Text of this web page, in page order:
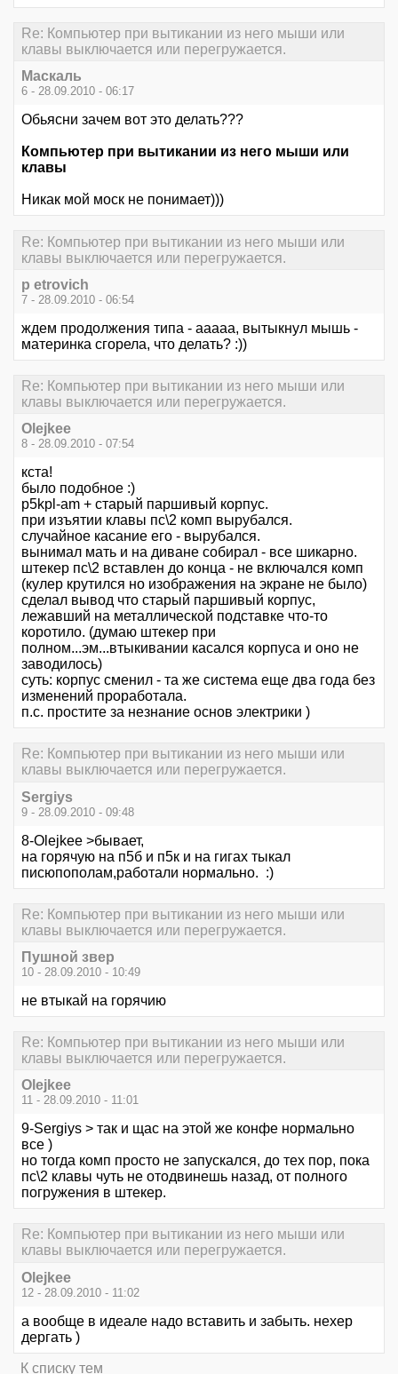
Re: Компьютер при вытикании из него мыши или
клавы выключается или перегружается.
Маскаль
6 - 28.09.2010 - 06:17
Обьясни зачем вот это делать???
Компьютер при вытикании из него мыши или
клавы
Никак мой моск не понимает)))
Re: Компьютер при вытикании из него мыши или
клавы выключается или перегружается.
p etrovich
7 - 28.09.2010 - 06:54
ждем продолжения типа - ааааа, вытыкнул мышь -
материнка сгорела, что делать? :))
Re: Компьютер при вытикании из него мыши или
клавы выключается или перегружается.
Olejkee
8 - 28.09.2010 - 07:54
кста!
было подобное :)
p5kpl-am + старый паршивый корпус.
при изъятии клавы пс\2 комп вырубался.
случайное касание его - вырубался.
вынимал мать и на диване собирал - все шикарно.
штекер пс\2 вставлен до конца - не включался комп
(кулер крутился но изображения на экране не было)
сделал вывод что старый паршивый корпус,
лежавший на металлической подставке что-то
коротило. (думаю штекер при
полном...эм...втыкивании касался корпуса и оно не
заводилось)
суть: корпус сменил - та же система еще два года без
изменений проработала.
п.с. простите за незнание основ электрики )
Re: Компьютер при вытикании из него мыши или
клавы выключается или перегружается.
Sergiys
9 - 28.09.2010 - 09:48
8-Olejkee >бывает,
на горячую на п5б и п5к и на гигах тыкал
писюпополам,работали нормально. :)
Re: Компьютер при вытикании из него мыши или
клавы выключается или перегружается.
Пушной звер
10 - 28.09.2010 - 10:49
не втыкай на горячию
Re: Компьютер при вытикании из него мыши или
клавы выключается или перегружается.
Olejkee
11 - 28.09.2010 - 11:01
9-Sergiys > так и щас на этой же конфе нормально
все )
но тогда комп просто не запускался, до тех пор, пока
пс\2 клавы чуть не отодвинешь назад, от полного
погружения в штекер.
Re: Компьютер при вытикании из него мыши или
клавы выключается или перегружается.
Olejkee
12 - 28.09.2010 - 11:02
а вообще в идеале надо вставить и забыть. нехер
дергать )
К списку тем